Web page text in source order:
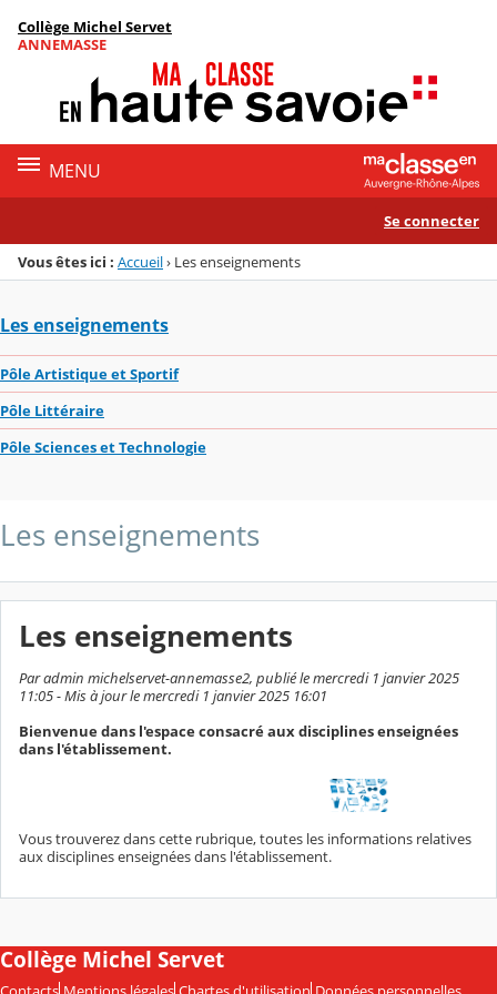
Menu de la rubrique
Contenu
Collège Michel Servet
ANNEMASSE
MENU
Se connecter
Vous êtes ici : Accueil› Les enseignements
Les enseignements
Pôle Artistique et Sportif
Pôle Littéraire
Pôle Sciences et Technologie
Les enseignements
Les enseignements
Par admin michelservet-annemasse2, publié le mercredi 1 janvier 2025
11:05 - Mis à jour le mercredi 1 janvier 2025 16:01
Bienvenue dans l'espace consacré aux disciplines enseignées
dans l'établissement.
Vous trouverez dans cette rubrique, toutes les informations relatives
aux disciplines enseignées dans l'établissement.
Collège Michel Servet